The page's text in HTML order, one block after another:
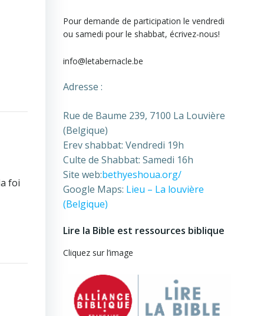
foi
Pour demande de participation le vendredi
ou samedi pour le shabbat, écrivez-nous!
info@letabernacle.be
Adresse :
Rue de Baume 239, 7100 La Louvière
(Belgique)
Erev shabbat: Vendredi 19h
Culte de Shabbat: Samedi 16h
Site web:bethyeshoua.org/
Google Maps: Lieu – La louvière
(Belgique)
Lire la Bible est ressources biblique
Cliquez sur l’image